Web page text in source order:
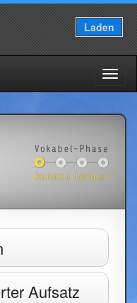
Laden
Aufsatz